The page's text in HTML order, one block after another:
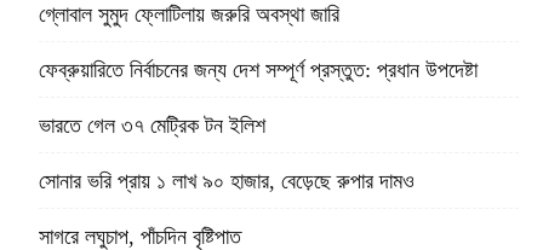
গ্লোবাল সুমুদ ফ্লোটিলায় জরুরি অবস্থা জারি
ফেব্রুয়ারিতে নির্বাচনের জন্য দেশ সম্পূর্ণ প্রস্তুত: প্রধান উপদেষ্টা
ভারতে গেল ৩৭ মেট্রিক টন ইলিশ
সোনার ভরি প্রায় ১ লাখ ৯০ হাজার, বেড়েছে রুপার দামও
সাগরে লঘুচাপ, পাঁচদিন বৃষ্টিপাত